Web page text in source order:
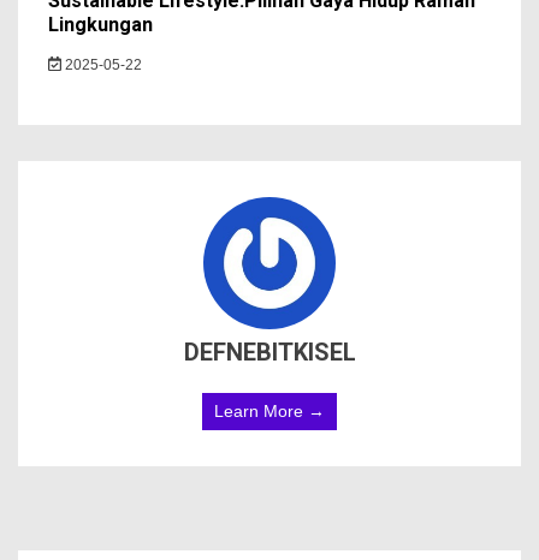
Lingkungan
2025-05-22
DEFNEBITKISEL
Learn More →